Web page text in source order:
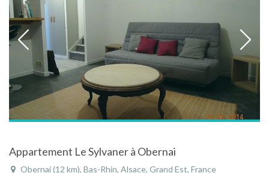
Appartement Le Sylvaner à Obernai
Obernai (12 km), Bas-Rhin, Alsace, Grand Est, France